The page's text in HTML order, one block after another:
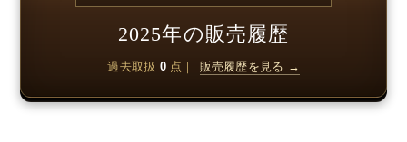
2025年の販売履歴
過去取扱 0点｜ 販売履歴を見る →